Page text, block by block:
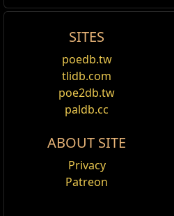
SITES
poedb.tw
tlidb.com
poe2db.tw
paldb.cc
ABOUT SITE
Privacy
Patreon